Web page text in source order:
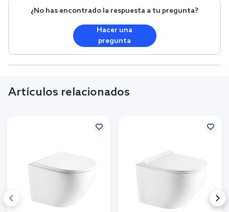
¿No has encontrado la respuesta a tu pregunta?
Hacer una
pregunta
Artículos relacionados